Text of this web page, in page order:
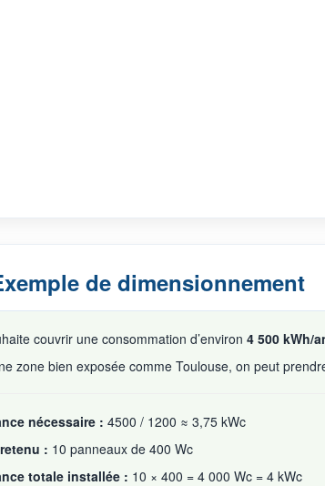
de dimensionnement
couvrir une consommation d’environ 4 500 kWh/
zone bien exposée comme Toulouse, on peut
nécessaire : 4500 / 1200 ≈ 3,75 kWc
: 10 panneaux de 400 Wc
totale installée : 10 × 400 = 4 000 Wc = 4 kWc